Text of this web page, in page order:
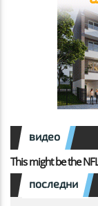
видео
This might be the
последни